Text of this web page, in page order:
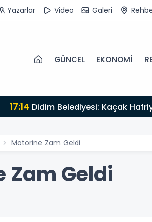
Yazarlar Video Galeri
GÜNCEL EKONOMİ
17:14 Didim Belediyesi: Kaçak
Motorine Zam Geldi
Zam Geldi